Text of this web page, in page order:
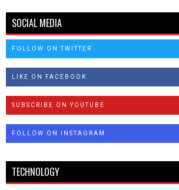
SOCIAL MEDIA
FOLLOW ON TWITTER
LIKE ON FACEBOOK
SUBSCRIBE ON YOUTUBE
FOLLOW ON INSTAGRAM
TECHNOLOGY